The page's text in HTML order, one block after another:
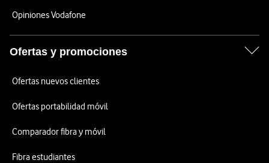
Opiniones Vodafone
Ofertas y promociones
Ofertas nuevos clientes
Ofertas portabilidad móvil
Comparador fibra y móvil
Fibra estudiantes